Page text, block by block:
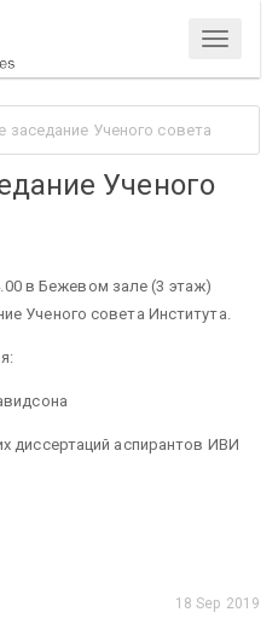
Menu
заседание Ученого совета
Ученого
в Бежевом зале (3 этаж)
Ученого совета Института.
диссертаций аспирантов ИВИ
18 Sep 2019